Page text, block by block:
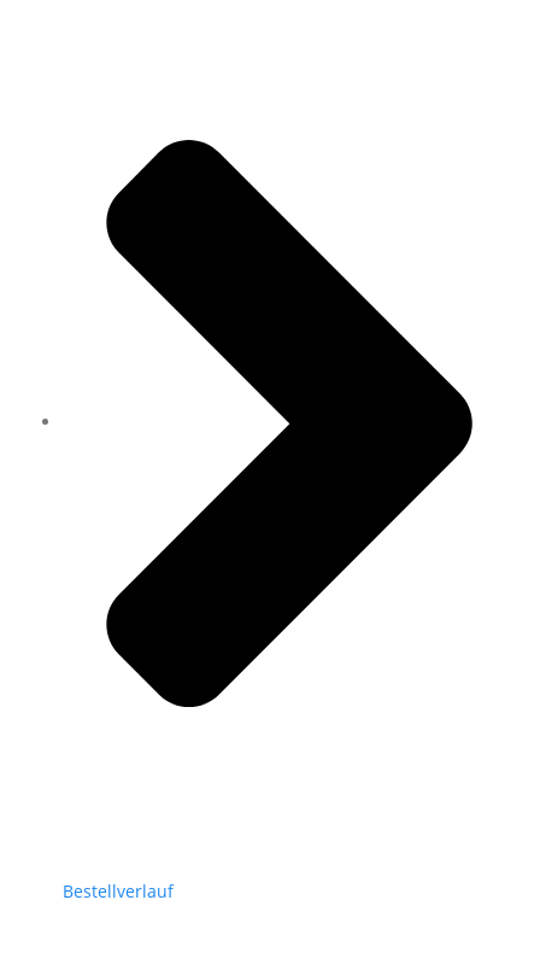
Bestellverlauf